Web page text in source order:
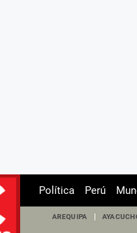
Política Perú
AREQUIPA